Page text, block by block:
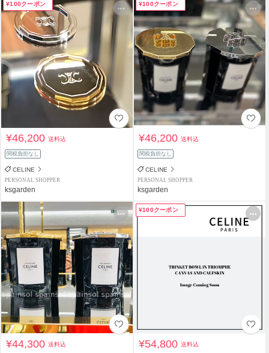
¥100クーポン
¥46,200送料込
関税負担なし
CELINE
PERSONAL SHOPPER
ksgarden
¥100クーポン
¥46,200送料込
関税負担なし
CELINE
PERSONAL SHOPPER
ksgarden
¥44,300送料込
¥100クーポン
¥54,800送料込